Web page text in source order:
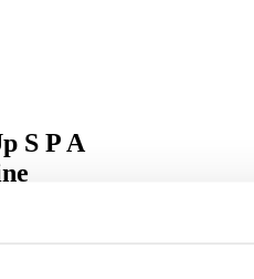
S P A